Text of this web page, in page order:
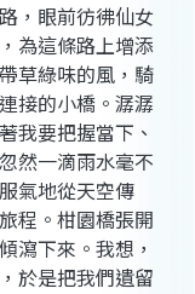
，眼前彷彿仙女
為這條路上增添
草綠味的風，騎
接的小橋。潺潺
我要把握當下、
然一滴雨水毫不
氣地從天空傳
程。柑園橋張開
瀉下來。我想，
於是把我們遺留